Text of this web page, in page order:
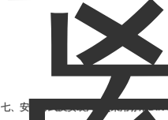
七、安装方式及安装尺寸 (采用标准DIN